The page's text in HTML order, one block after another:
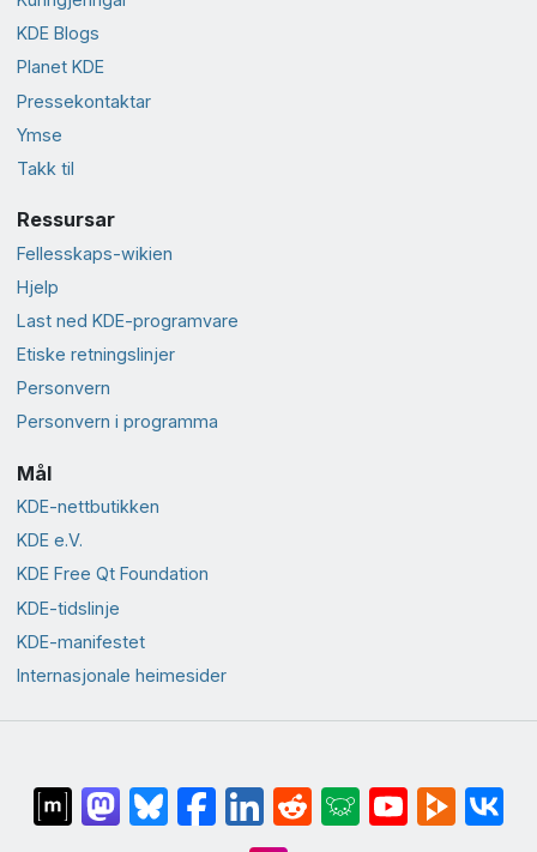
KDE Blogs
Planet KDE
Presse­kontaktar
Ymse
Takk til
Ressursar
Fellesskaps-wikien
Hjelp
Last ned KDE-programvare
Etiske retningslinjer
Personvern
Personvern i programma
Mål
KDE-nettbutikken
KDE e.V.
KDE Free Qt Foundation
KDE-tidslinje
KDE-manifestet
Internasjonale heimesider